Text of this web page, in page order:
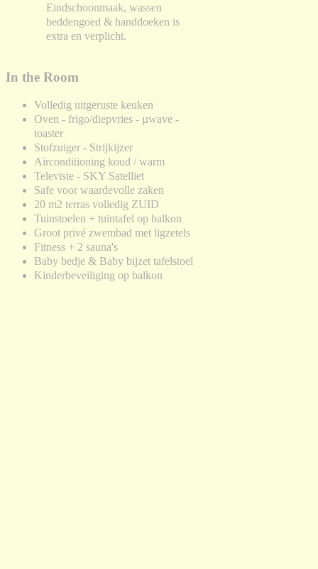
Eindschoonmaak, wassen
beddengoed & handdoeken is
extra en verplicht.
In the Room
Volledig uitgeruste keuken
Oven - frigo/diepvries - µwave -
toaster
Stofzuiger - Strijkijzer
Airconditioning koud / warm
Televisie - SKY Satelliet
Safe voor waardevolle zaken
20 m2 terras volledig ZUID
Tuinstoelen + tuintafel op balkon
Groot privé zwembad met ligzetels
Fitness + 2 sauna's
Baby bedje & Baby bijzet tafelstoel
Kinderbeveiliging op balkon